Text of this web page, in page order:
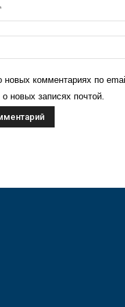
новых комментариях по
новых записях почтой.